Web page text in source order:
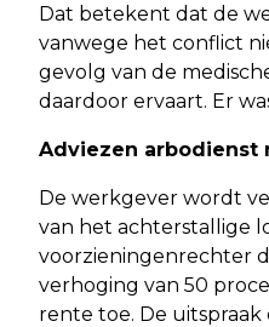
Dat betekent dat de
vanwege het conflict
gevolg van de
daardoor ervaart. Er
Adviezen arbodienst
De werkgever wordt
van het achterstallige
voorzieningenrechter
verhoging van 50
rente toe. De